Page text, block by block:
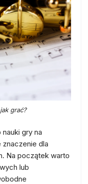
grać?
gry na
dla
Na początek warto
lub